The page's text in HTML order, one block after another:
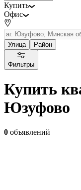
Купить
Офис
Улица Район
Фильтры
Купить
Юзуфово
0 объявлений